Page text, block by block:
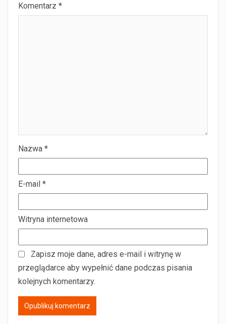
Komentarz *
Nazwa *
E-mail *
Witryna internetowa
Zapisz moje dane, adres e-mail i witrynę w
przeglądarce aby wypełnić dane podczas pisania
kolejnych komentarzy.